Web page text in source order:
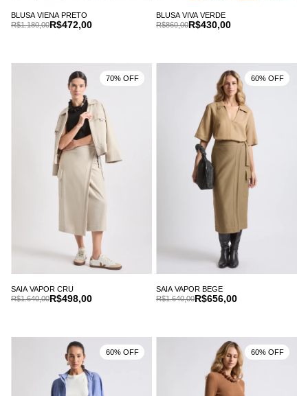
BLUSA VIENA PRETO
R$472,00
R$1.180,00
BLUSA VIVA VERDE
R$430,00
R$860,00
SAIA VAPOR CRU
R$498,00
R$1.640,00
70% OFF
SAIA VAPOR BEGE
R$656,00
R$1.640,00
60% OFF
60% OFF 60% OFF